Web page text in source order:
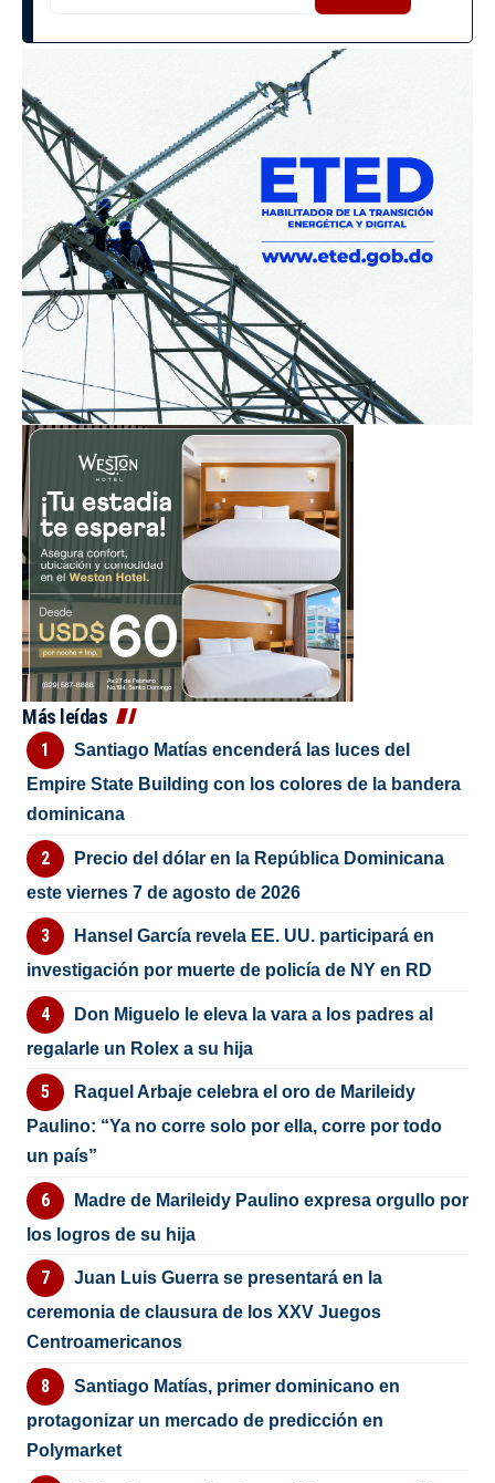
Más leídas
Santiago Matías encenderá las luces del
Empire State Building con los colores de la bandera
dominicana
Precio del dólar en la República Dominicana
este viernes 7 de agosto de 2026
Hansel García revela EE. UU. participará en
investigación por muerte de policía de NY en RD
Don Miguelo le eleva la vara a los padres al
regalarle un Rolex a su hija
Raquel Arbaje celebra el oro de Marileidy
Paulino: “Ya no corre solo por ella, corre por todo
un país”
Madre de Marileidy Paulino expresa orgullo por
los logros de su hija
Juan Luis Guerra se presentará en la
ceremonia de clausura de los XXV Juegos
Centroamericanos
Santiago Matías, primer dominicano en
protagonizar un mercado de predicción en
Polymarket